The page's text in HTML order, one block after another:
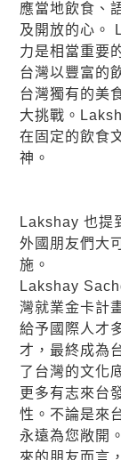
應當地飲食、
及開放的心。
力是相當重要
台灣以豐富的
台灣獨有的美
大挑戰。
在固定的飲食
神。
Lakshay 也提
外國朋友們大
施。
Lakshay
灣就業金卡計
給予國際人才
才，最終成為
了台灣的文化
更多有志來台
性。不論是來
永遠為您敞開